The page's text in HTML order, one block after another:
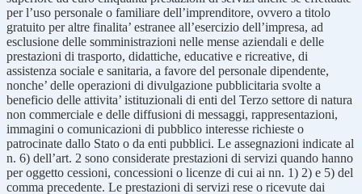
per l’uso personale o familiare dell’imprenditore, ovvero a titolo
gratuito per altre finalita’ estranee all’esercizio dell’impresa, ad
esclusione delle somministrazioni nelle mense aziendali e delle
prestazioni di trasporto, didattiche, educative e ricreative, di
assistenza sociale e sanitaria, a favore del personale dipendente,
nonche’ delle operazioni di divulgazione pubblicitaria svolte a
beneficio delle attivita’ istituzionali di enti del Terzo settore di natura
non commerciale e delle diffusioni di messaggi, rappresentazioni,
immagini o comunicazioni di pubblico interesse richieste o
patrocinate dallo Stato o da enti pubblici. Le assegnazioni indicate al
n. 6) dell’art. 2 sono considerate prestazioni di servizi quando hanno
per oggetto cessioni, concessioni o licenze di cui ai nn. 1) 2) e 5) del
comma precedente. Le prestazioni di servizi rese o ricevute dai